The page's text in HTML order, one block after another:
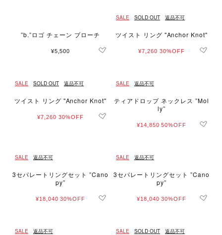
”b.”ロゴ チェーン ブローチ
¥5,500
SALE SOLD OUT 返品不可
ツイスト リング "Anchor Knot"
¥7,260 30%OFF
SALE SOLD OUT 返品不可
ツイスト リング "Anchor Knot"
¥7,260 30%OFF
SALE 返品不可
ティアドロップ ネックレス ”Mol
ly”
¥14,850 50%OFF
SALE 返品不可
3セパレートリングセット ”Cano
py”
¥18,040 30%OFF
SALE 返品不可
3セパレートリングセット ”Cano
py”
¥18,040 30%OFF
SALE 返品不可 SALE SOLD OUT 返品不可